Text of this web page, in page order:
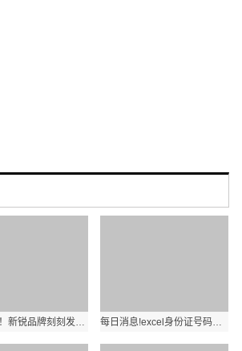
每日看点！新锐品牌刻刻发布D7智能投影，高亮度＋高颜值＋高度智能，实力相当硬核！ 每日消息!excel身份证号码计算年龄公式 excel身份证号码计算年龄